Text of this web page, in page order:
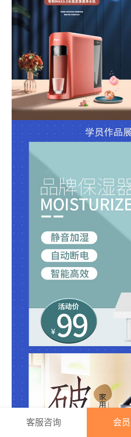
客服咨询 会
首页 证件照制作